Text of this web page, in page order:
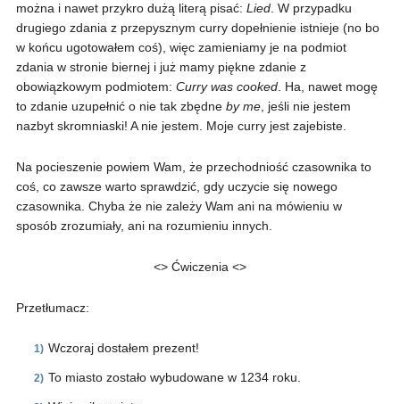
można i nawet przykro dużą literą pisać: Lied. W przypadku
drugiego zdania z przepysznym curry dopełnienie istnieje (no bo
w końcu ugotowałem coś), więc zamieniamy je na podmiot
zdania w stronie biernej i już mamy piękne zdanie z
obowiązkowym podmiotem: Curry was cooked. Ha, nawet mogę
to zdanie uzupełnić o nie tak zbędne by me, jeśli nie jestem
nazbyt skromniaski! A nie jestem. Moje curry jest zajebiste.
Na pocieszenie powiem Wam, że przechodniość czasownika to
coś, co zawsze warto sprawdzić, gdy uczycie się nowego
czasownika. Chyba że nie zależy Wam ani na mówieniu w
sposób zrozumiały, ani na rozumieniu innych.
<> Ćwiczenia <>
Przetłumacz:
Wczoraj dostałem prezent!
To miasto zostało wybudowane w 1234 roku.